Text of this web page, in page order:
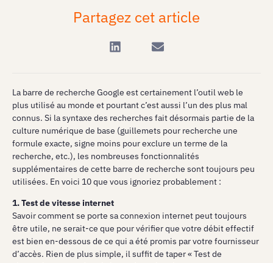
Partagez cet article
La barre de recherche Google est certainement l’outil web le
plus utilisé au monde et pourtant c’est aussi l’un des plus mal
connus. Si la syntaxe des recherches fait désormais partie de la
culture numérique de base (guillemets pour recherche une
formule exacte, signe moins pour exclure un terme de la
recherche, etc.), les nombreuses fonctionnalités
supplémentaires de cette barre de recherche sont toujours peu
utilisées. En voici 10 que vous ignoriez probablement :
1. Test de vitesse internet
Savoir comment se porte sa connexion internet peut toujours
être utile, ne serait-ce que pour vérifier que votre débit effectif
est bien en-dessous de ce qui a été promis par votre fournisseur
d’accès. Rien de plus simple, il suffit de taper « Test de